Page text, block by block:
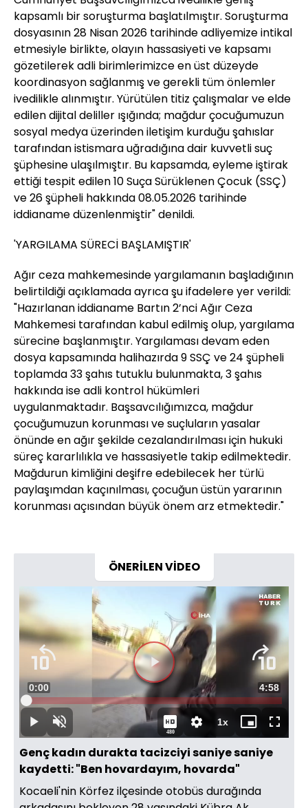
kapsamlı bir soruşturma başlatılmıştır. Soruşturma
dosyasının 28 Nisan 2026 tarihinde adliyemize intikal
etmesiyle birlikte, olayın hassasiyeti ve kapsamı
gözetilerek adli birimlerimizce en üst düzeyde
koordinasyon sağlanmış ve gerekli tüm önlemler
ivedilikle alınmıştır. Yürütülen titiz çalışmalar ve elde
edilen dijital deliller ışığında; mağdur çocuğumuzun
sosyal medya üzerinden iletişim kurduğu şahıslar
tarafından istismara uğradığına dair kuvvetli suç
şüphesine ulaşılmıştır. Bu kapsamda, eyleme iştirak
ettiği tespit edilen 10 Suça Sürüklenen Çocuk (SSÇ)
ve 26 şüpheli hakkında 08.05.2026 tarihinde
iddianame düzenlenmiştir" denildi.
'YARGILAMA SÜRECİ BAŞLAMIŞTIR'
Ağır ceza mahkemesinde yargılamanın başladığının
belirtildiği açıklamada ayrıca şu ifadelere yer verildi:
"Hazırlanan iddianame Bartın 2’nci Ağır Ceza
Mahkemesi tarafından kabul edilmiş olup, yargılama
sürecine başlanmıştır. Yargılaması devam eden
dosya kapsamında halihazırda 9 SSÇ ve 24 şüpheli
toplamda 33 şahıs tutuklu bulunmakta, 3 şahıs
hakkında ise adli kontrol hükümleri
uygulanmaktadır. Başsavcılığımızca, mağdur
çocuğumuzun korunması ve suçluların yasalar
önünde en ağır şekilde cezalandırılması için hukuki
süreç kararlılıkla ve hassasiyetle takip edilmektedir.
Mağdurun kimliğini deşifre edebilecek her türlü
paylaşımdan kaçınılması, çocuğun üstün yararının
korunması açısından büyük önem arz etmektedir."
ÖNERİLEN VİDEO
Videoyu
Oynat
OynatSesi
Aç
Süre
0:00 Toplam
Süre
4:58
480
Yüklendi:
1.77%
1xOynatma
Hızı
Mini
oynatıcı
Tam
Ekran
Genç kadın durakta tacizciyi saniye saniye
kaydetti: "Ben hovardayım, hovarda"
Kocaeli'nin Körfez ilçesinde otobüs durağında